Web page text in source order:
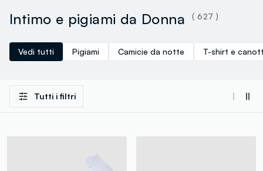
Intimo e pigiami da Donna ( 627 )
Vedi tutti Pigiami Camicie da notte T-shirt e
Tutti i filtri